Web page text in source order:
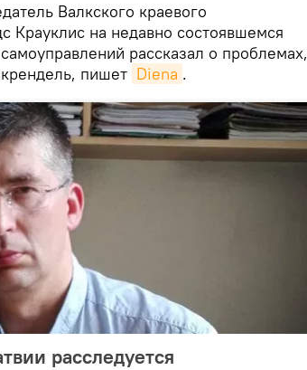
Валкского краевого
Крауклис на недавно состоявшемся
рассказал о проблемах,
пишет Diena .
расследуется